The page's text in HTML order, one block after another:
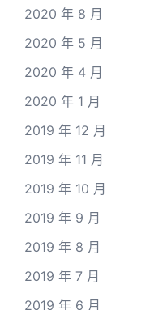
2020 年 8 月
2020 年 5 月
2020 年 4 月
2020 年 1 月
2019 年 12 月
2019 年 11 月
2019 年 10 月
2019 年 9 月
2019 年 8 月
2019 年 7 月
2019 年 6 月